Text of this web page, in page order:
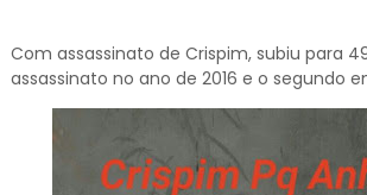
Com assassinato de Crispim, subiu para
assassinato no ano de 2016 e o segundo